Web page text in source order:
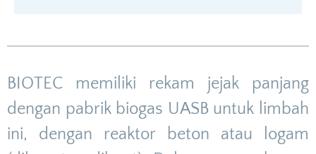
BIOTEC memiliki rekam jejak panjang
dengan pabrik biogas UASB untuk limbah
ini, dengan reaktor beton atau logam